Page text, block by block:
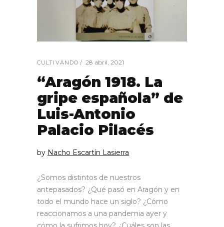
CULTIVANDO 28 abril, 2021
“Aragón 1918. La
gripe española” de
Luis-Antonio
Palacio Pilacés
by Nacho Escartín Lasierra
¿Somos distintos de nuestros
antepasados? ¿Qué pasó en Aragón y en
todo el mundo hace un siglo? ¿Cómo
reaccionamos a una pandemia ayer y